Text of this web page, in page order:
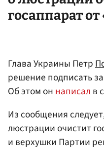
госаппарат от
Глава Украины Петр
решение подписать
Об этом оннаписалв
Из сообщения
люстрации очистит
и верхушки Партии